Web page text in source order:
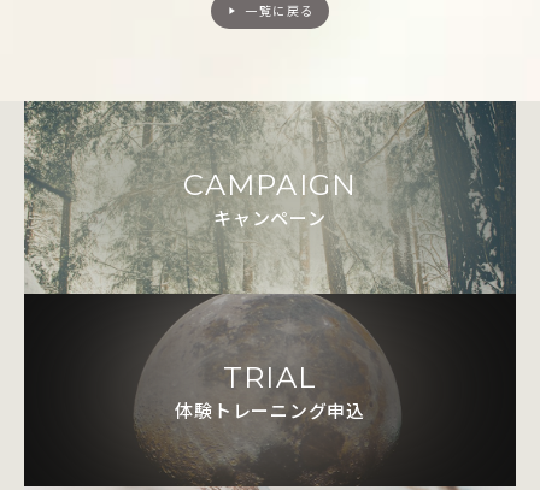
play_arrow 一覧に戻る
CAMPAIGN
キャンペーン
TRIAL
体験トレーニング申込